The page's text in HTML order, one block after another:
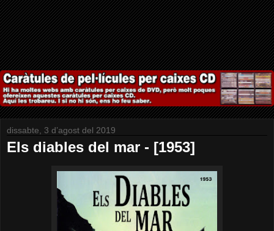
dissabte, 3 d’agost del 2019
Els diables del mar - [1953]